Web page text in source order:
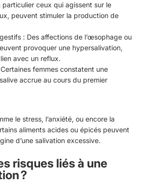
particulier ceux qui agissent sur le
peuvent stimuler la production de
: Des affections de l’œsophage ou
provoquer une hypersalivation,
avec un reflux.
femmes constatent une
accrue au cours du premier
le stress, l’anxiété, ou encore la
aliments acides ou épicés peuvent
d’une salivation excessive.
risques liés à une
?